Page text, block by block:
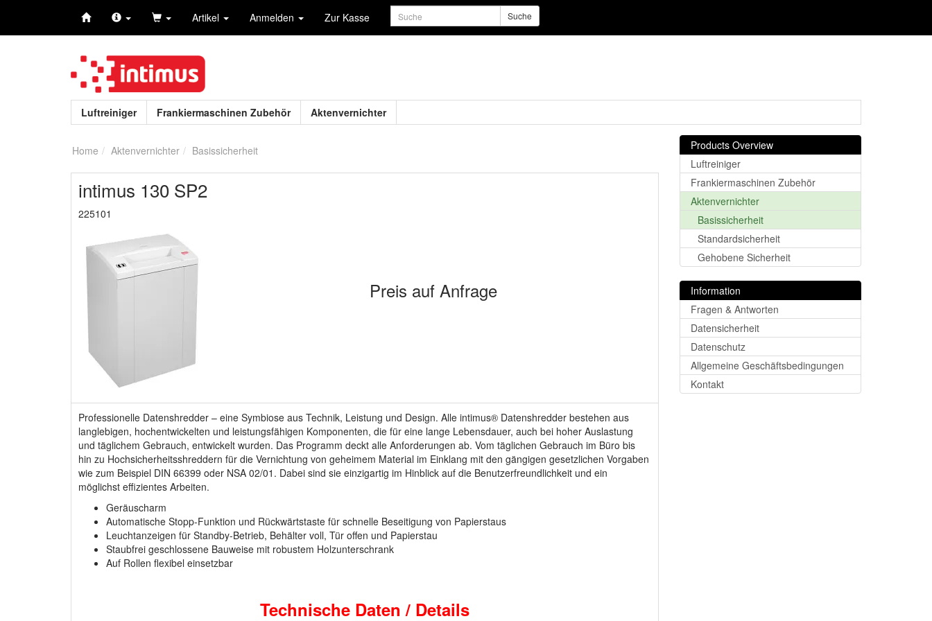
Artikel Anmelden Zur Kasse Suche
Luftreiniger Frankiermaschinen Zubehör Aktenvernichter
Home Aktenvernichter Basissicherheit
intimus 130 SP2
225101
Preis auf Anfrage
Professionelle Datenshredder – eine Symbiose aus Technik, Leistung und Design. Alle intimus® Datenshredder bestehen aus
langlebigen, hochentwickelten und leistungsfähigen Komponenten, die für eine lange Lebensdauer, auch bei hoher Auslastung
und täglichem Gebrauch, entwickelt wurden. Das Programm deckt alle Anforderungen ab. Vom täglichen Gebrauch im Büro bis
hin zu Hochsicherheitsshreddern für die Vernichtung von geheimem Material im Einklang mit den gängigen gesetzlichen Vorgaben
wie zum Beispiel DIN 66399 oder NSA 02/01. Dabei sind sie einzigartig im Hinblick auf die Benutzerfreundlichkeit und ein
möglichst effizientes Arbeiten.
Geräuscharm
Automatische Stopp-Funktion und Rückwärtstaste für schnelle Beseitigung von Papierstaus
Leuchtanzeigen für Standby-Betrieb, Behälter voll, Tür offen und Papierstau
Staubfrei geschlossene Bauweise mit robustem Holzunterschrank
Auf Rollen flexibel einsetzbar
TechnischeDaten / Details
Products Overview
Luftreiniger
Frankiermaschinen Zubehör
Aktenvernichter
Basissicherheit
Standardsicherheit
Gehobene Sicherheit
Information
Fragen & Antworten
Datensicherheit
Datenschutz
Allgemeine Geschäftsbedingungen
Kontakt